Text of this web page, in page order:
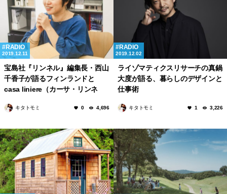
RADIO
2019.12.11
宝島社『リンネル』編集長・西山
千香子が語るフィンランドと
casa liniere（カーサ・リンネ
キタトモミ 0 4,696
RADIO
2019.12.02
ライゾマティクスリサーチの真鍋
大度が語る、暮らしのデザインと
仕事術
キタトモミ 1 3,226